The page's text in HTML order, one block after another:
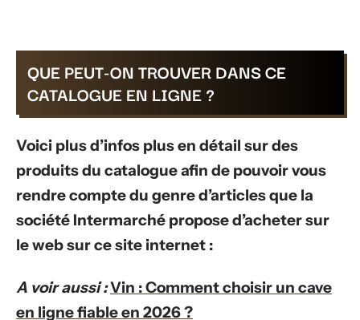
QUE PEUT-ON TROUVER DANS CE
CATALOGUE EN LIGNE ?
Voici plus d’infos plus en détail sur des
produits du catalogue afin de pouvoir vous
rendre compte du genre d’articles que la
société Intermarché propose d’acheter sur
le web sur ce site internet :
A voir aussi :Vin : Comment choisir un cave
en ligne fiable en 2026 ?